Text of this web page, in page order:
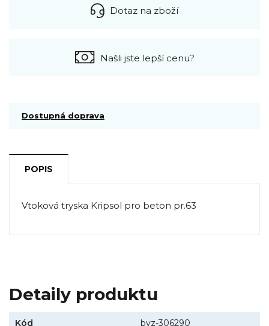
Dotaz na zboží
Našli jste lepší cenu?
Dostupná doprava
POPIS
Vtoková tryska Kripsol pro beton pr.63
Detaily produktu
Kód bvz-306290